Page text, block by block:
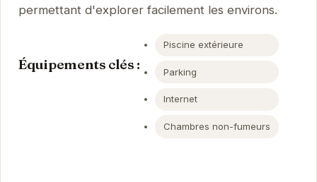
permettant d'explorer facilement les environs.
Équipements clés :
Piscine extérieure
Parking
Internet
Chambres non-fumeurs